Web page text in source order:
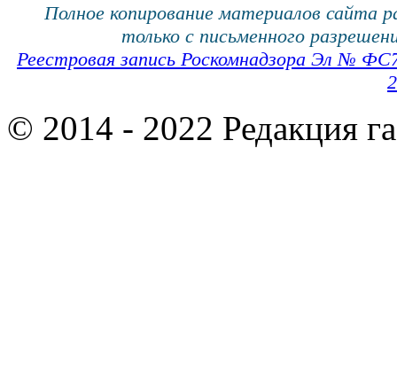
Полное копирование материалов сайта
только с письменного
Реестровая запись Роскомнадзора Эл №
© 2014 - 2022 Редакция